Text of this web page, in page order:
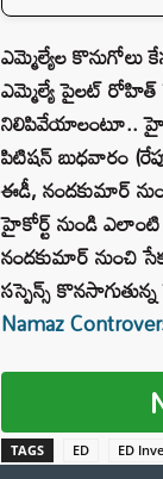
ఎమ్మెల్యేల కొనుగోలు
ఎమ్మెల్యే పైలట్ రోహిత్
నిలిపివేయాలంటూ..
పిటిషన్ బుధవారం
ఈడీ, నందకుమార్
హైకోర్ట్ నుండి
నందకుమార్ నుంచి
సస్పెన్స్
Namaz
TAGS ED ED